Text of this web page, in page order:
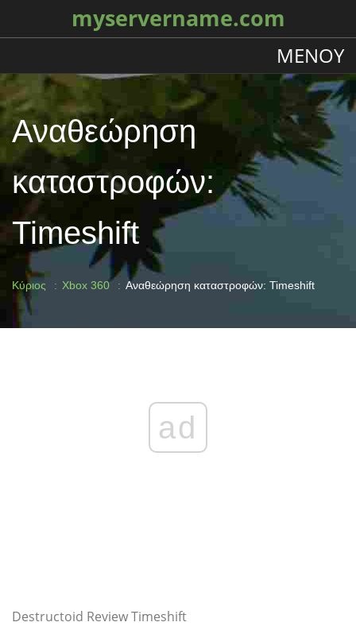
myservername.com
ΜΕΝΟΎ
Αναθεώρηση
καταστροφών:
Timeshift
Κύριος Xbox 360 Αναθεώρηση καταστροφών: Timeshift
ad
Destructoid Review Timeshift